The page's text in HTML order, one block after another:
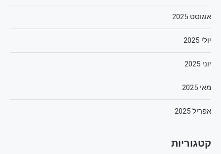
אוגוסט 2025
יולי 2025
יוני 2025
מאי 2025
אפריל 2025
קטגוריות